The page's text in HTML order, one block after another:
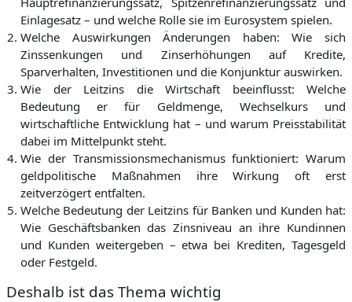
Einlagesatz – und welche Rolle sie im Eurosystem spielen.
Welche Auswirkungen Änderungen haben:Wie sich
Zinssenkungen und Zinserhöhungen auf Kredite,
Sparverhalten, Investitionen und die Konjunktur auswirken.
Wie der Leitzins die Wirtschaft beeinflusst: Welche
Bedeutung er für Geldmenge, Wechselkurs und
wirtschaftliche Entwicklung hat – und warum Preisstabilität
dabei im Mittelpunkt steht.
Wie der Transmissionsmechanismus funktioniert: Warum
geldpolitische Maßnahmen ihre Wirkung oft erst
zeitverzögert entfalten.
Welche Bedeutung der Leitzins für Banken und Kunden hat:
Wie Geschäftsbanken das Zinsniveau an ihre Kundinnen
und Kunden weitergeben – etwa bei Krediten, Tagesgeld
oder Festgeld.
Deshalb ist das Thema wichtig